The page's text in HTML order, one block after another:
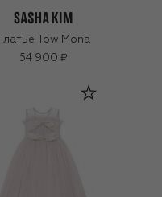
Платье Tow Mona
54 900 ₽